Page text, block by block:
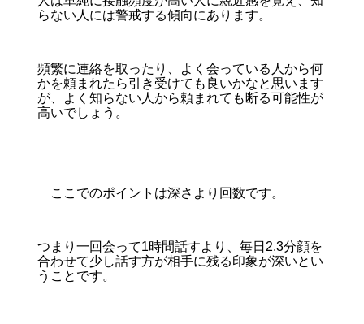
らない人には警戒する傾向にあります。
頻繁に連絡を取ったり、よく会っている人から何
かを頼まれたら引き受けても良いかなと思います
が、よく知らない人から頼まれても断る可能性が
高いでしょう。
ここでのポイントは深さより回数です。
つまり一回会って1時間話すより、毎日2.3分顔を
合わせて少し話す方が相手に残る印象が深いとい
うことです。